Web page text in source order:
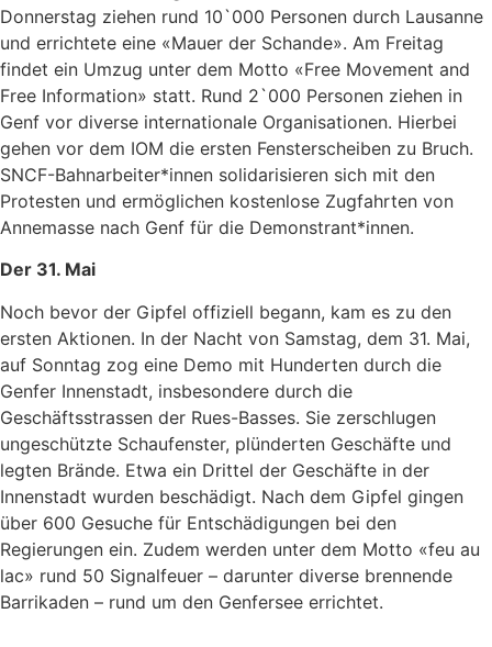
Donnerstag ziehen rund 10`000 Personen durch Lausanne
und errichtete eine «Mauer der Schande». Am Freitag
findet ein Umzug unter dem Motto «Free Movement and
Free Information» statt. Rund 2`000 Personen ziehen in
Genf vor diverse internationale Organisationen. Hierbei
gehen vor dem IOM die ersten Fensterscheiben zu Bruch.
SNCF-Bahnarbeiter*innen solidarisieren sich mit den
Protesten und ermöglichen kostenlose Zugfahrten von
Annemasse nach Genf für die Demonstrant*innen.
Der 31. Mai
Noch bevor der Gipfel offiziell begann, kam es zu den
ersten Aktionen. In der Nacht von Samstag, dem 31. Mai,
auf Sonntag zog eine Demo mit Hunderten durch die
Genfer Innenstadt, insbesondere durch die
Geschäftsstrassen der Rues-Basses. Sie zerschlugen
ungeschützte Schaufenster, plünderten Geschäfte und
legten Brände. Etwa ein Drittel der Geschäfte in der
Innenstadt wurden beschädigt. Nach dem Gipfel gingen
über 600 Gesuche für Entschädigungen bei den
Regierungen ein. Zudem werden unter dem Motto «feu au
lac» rund 50 Signalfeuer – darunter diverse brennende
Barrikaden – rund um den Genfersee errichtet.